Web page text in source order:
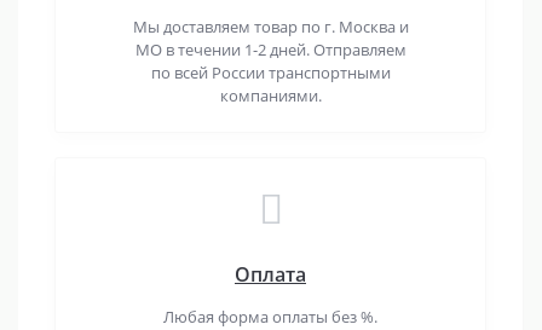
Мы доставляем товар по г. Москва и
МО в течении 1-2 дней. Отправляем
по всей России транспортными
компаниями.
Оплата
Любая форма оплаты без %.